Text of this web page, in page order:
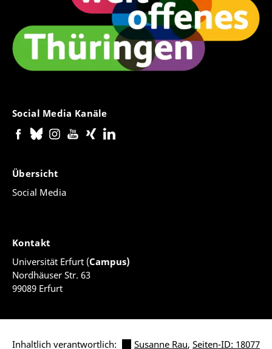
Social Media Kanäle
Übersicht
Social Media
Kontakt
Universität Erfurt (Campus)
Nordhäuser Str. 63
99089 Erfurt
Inhaltlich verantwortlich: Susanne Rau, Seiten-ID: 18077